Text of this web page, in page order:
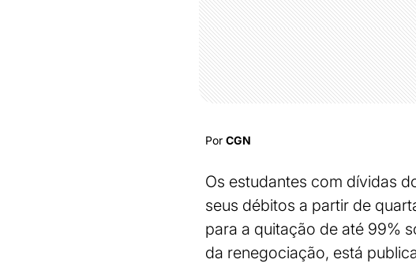
Por CGN
Os estudantes com dívidas
seus débitos a partir de
para a quitação de até 99%
da renegociação, está